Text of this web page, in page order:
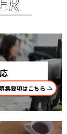
集要項はこちら